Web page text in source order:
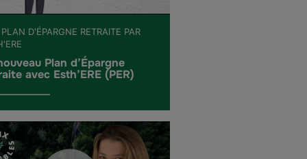
D'ÉPARGNE RETRAITE PAR
Plan d’Épargne
avec Esth’ERE (PER)